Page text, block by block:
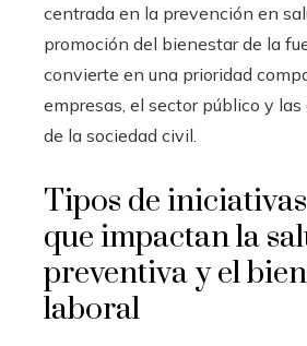
centrada en la prevención en
promoción del bienestar de la
convierte en una prioridad
empresas, el sector público y
de la sociedad civil.
Tipos de
que impactan la
preventiva y el
laboral